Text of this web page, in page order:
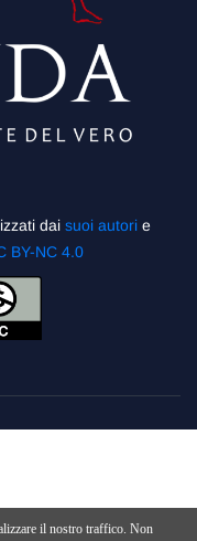
dai suoi autori e
BY-NC 4.0
il nostro traffico. Non